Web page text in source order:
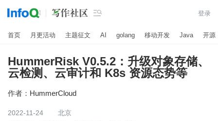
 登录
首页 月更活动 主题征文 AI golang 移动开发 Java 开源
HummerRisk V0.5.2：升级对象存储、
云检测、云审计和 K8s 资源态势等
作者： HummerCloud
2022-11-24
北京